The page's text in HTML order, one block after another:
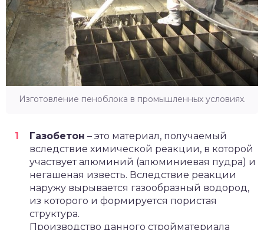
Изготовление пеноблока в промышленных условиях.
Газобетон – это материал, получаемый
вследствие химической реакции, в которой
участвует алюминий (алюминиевая пудра) и
негашеная известь. Вследствие реакции
наружу вырывается газообразный водород,
из которого и формируется пористая
структура.
Производство данного стройматериала